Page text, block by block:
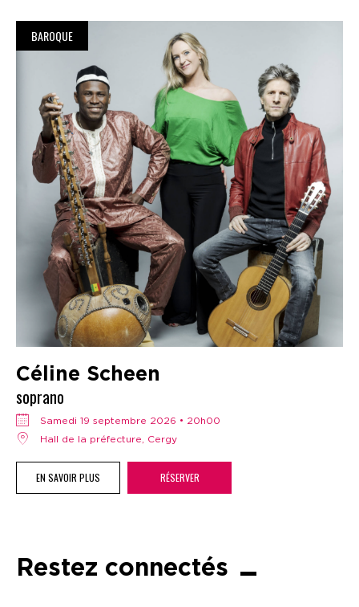
BAROQUE
Céline Scheen
soprano
samedi 19 septembre 2026 • 20h00
Hall de la préfecture, Cergy
EN SAVOIR PLUS RÉSERVER
Restez connectés